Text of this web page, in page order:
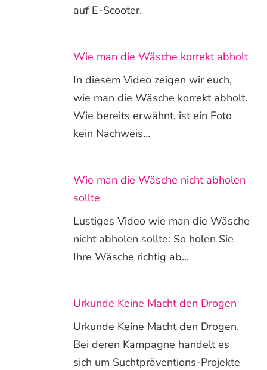
auf E-Scooter.
Wie man die Wäsche korrekt abholt
In diesem Video zeigen wir euch,
wie man die Wäsche korrekt abholt.
Wie bereits erwähnt, ist ein Foto
kein Nachweis…
Wie man die Wäsche nicht abholen
sollte
Lustiges Video wie man die Wäsche
nicht abholen sollte: So holen Sie
Ihre Wäsche richtig ab…
Urkunde Keine Macht den Drogen
Urkunde Keine Macht den Drogen.
Bei deren Kampagne handelt es
sich um Suchtpräventions-Projekte